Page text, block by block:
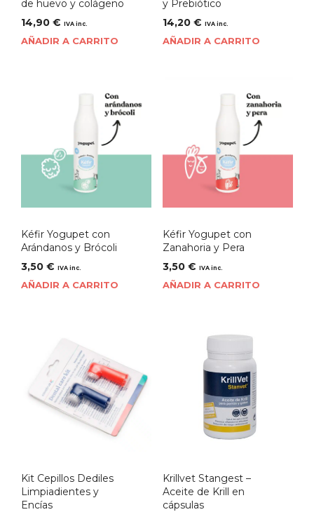
de huevo y colágeno
14,90 € IVA inc.
AÑADIR A CARRITO
y Prebiótico
14,20 € IVA inc.
AÑADIR A CARRITO
Kéfir Yogupet con
Arándanos y Brócoli
3,50 € IVA inc.
AÑADIR A CARRITO
Kéfir Yogupet con
Zanahoria y Pera
3,50 € IVA inc.
AÑADIR A CARRITO
Kit Cepillos Dediles
Limpiadientes y
Encías
Krillvet Stangest –
Aceite de Krill en
cápsulas